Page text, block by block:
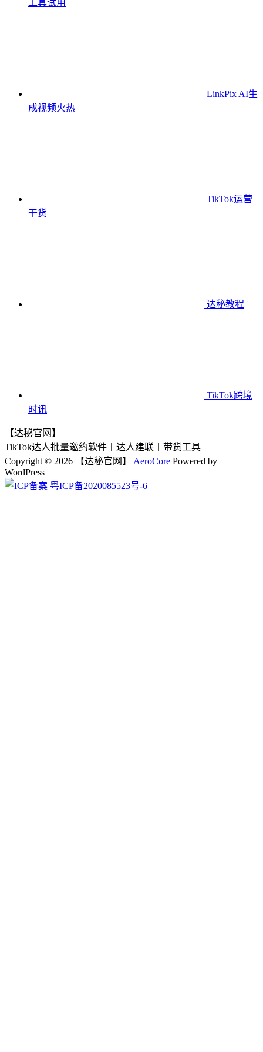
工具试用
LinkPix AI生
成视频火热
TikTok运营
干货
达秘教程
TikTok跨境
时讯
【达秘官网】
TikTok达人批量邀约软件丨达人建联丨带货工具
Copyright © 2026 【达秘官网】 AeroCore Powered by
WordPress
粤ICP备2020085523号-6